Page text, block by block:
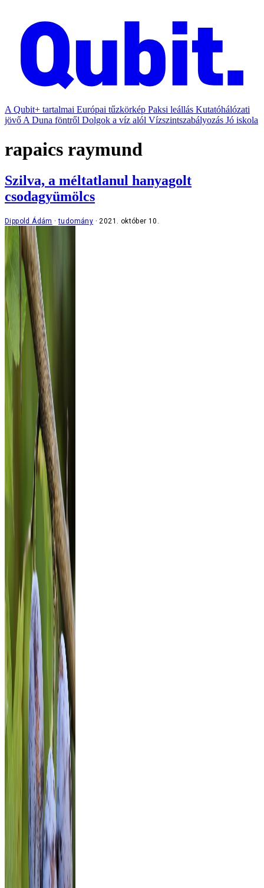
A Qubit+ tartalmai Európai tűzkörkép Paksi leállás Kutatóhálózati
jövő A Duna föntről Dolgok a víz alól Vízszintszabályozás Jó iskola
rapaics raymund
Szilva, a méltatlanul hanyagolt
csodagyümölcs
Dippold Ádám tudomány 2021. október 10.